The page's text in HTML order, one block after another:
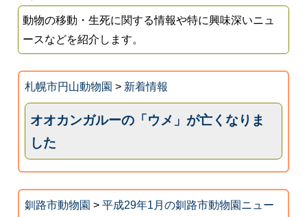
動物の移動・生死に関する情報や特に興味深いニュ
ースなどを紹介します。
札幌市円山動物園 > 新着情報
オオカンガルーの「ウメ」が亡くなりま
した
釧路市動物園 > 平成29年1月の釧路市動物園ニュー